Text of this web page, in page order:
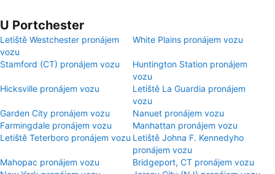
U Portchester
Letiště Westchester pronájem
vozu
White Plains pronájem vozu
Stamford (CT) pronájem vozu
Huntington Station pronájem
vozu
Hicksville pronájem vozu
Letiště La Guardia pronájem
vozu
Garden City pronájem vozu
Nanuet pronájem vozu
Farmingdale pronájem vozu
Manhattan pronájem vozu
Letiště Teterboro pronájem vozu Letiště Johna F. Kennedyho
pronájem vozu
Mahopac pronájem vozu
Bridgeport, CT pronájem vozu